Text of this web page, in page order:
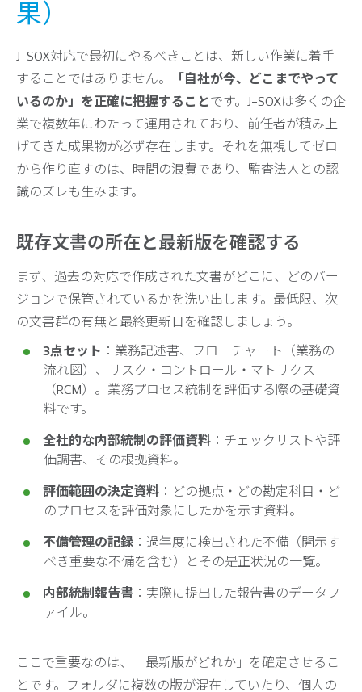
果）
J-SOX対応で最初にやるべきことは、新しい作業に着手
することではありません。
「自社が今、どこまでやって
いるのか」を正確に把握することです。J-SOXは多くの企
業で複数年にわたって運用されており、前任者が積み上
げてきた成果物が必ず存在します。それを無視してゼロ
から作り直すのは、時間の浪費であり、監査法人との認
識のズレも生みます。
既存文書の所在と最新版を確認する
まず、過去の対応で作成された文書がどこに、どのバー
ジョンで保管されているかを洗い出します。最低限、次
の文書群の有無と最終更新日を確認しましょう。
3点セット ：業務記述書、フローチャート（業務の
流れ図）、リスク・コントロール・マトリクス
（RCM）。業務プロセス統制を評価する際の基礎資
料です。
全社的な内部統制の評価資料 ：チェックリストや評
価調書、その根拠資料。
評価範囲の決定資料 ：どの拠点・どの勘定科目・ど
のプロセスを評価対象にしたかを示す資料。
不備管理の記録 ：過年度に検出された不備（開示す
べき重要な不備を含む）とその是正状況の一覧。
内部統制報告書 ：実際に提出した報告書のデータフ
ァイル。
ここで重要なのは、「最新版がどれか」を確定させるこ
とです。フォルダに複数の版が混在していたり、個人の